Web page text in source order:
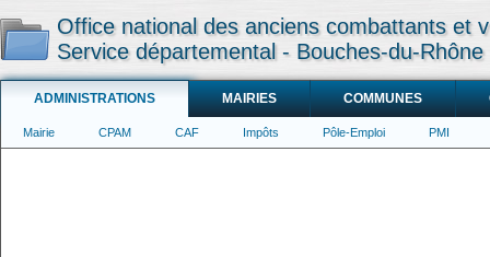
Office national des anciens combattants et
Service départemental - Bouches-du-Rhône
ADMINISTRATIONS MAIRIES COMMUNES
Mairie CPAM CAF Impôts Pôle-Emploi PMI